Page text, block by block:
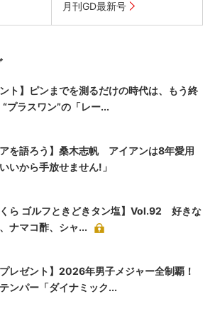
月刊GD最新号
ント】ピンまでを測るだけの時代は、もう終
ラスワン”の「レー...
アを語ろう】桑木志帆 アイアンは8年愛用
いから手放せません!」
くら ゴルフときどきタン塩】Vol.92 好きな
ナマコ酢、シャ...
プレゼント】2026年男子メジャー全制覇！
ンパー「ダイナミック...